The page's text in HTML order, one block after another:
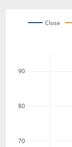
70
80
90
Close